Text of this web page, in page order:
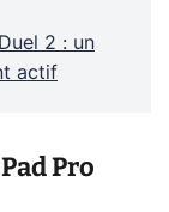
2 : un
actif
Pro